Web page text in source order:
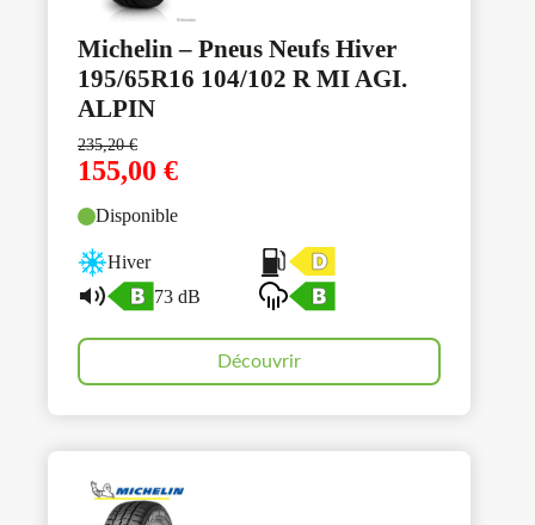
Michelin – Pneus Neufs Hiver
195/65R16 104/102 R MI AGI.
ALPIN
235,20€
155,00 €
Disponible
Hiver
73 dB
Découvrir